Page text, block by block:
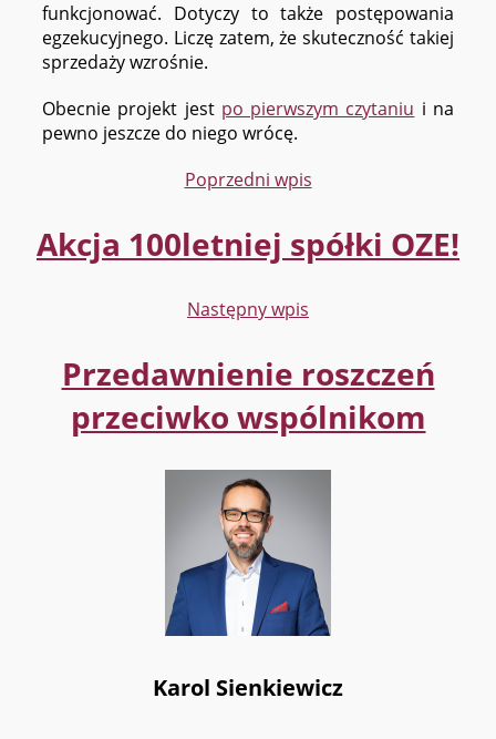
funkcjonować. Dotyczy to także postępowania
egzekucyjnego. Liczę zatem, że skuteczność takiej
sprzedaży wzrośnie.
Obecnie projekt jest po pierwszym czytaniu i na
pewno jeszcze do niego wrócę.
Poprzedni wpis
Akcja 100letniej spółki OZE!
Następny wpis
Przedawnienie roszczeń
przeciwko wspólnikom
Karol Sienkiewicz